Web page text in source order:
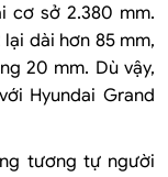
cơ sở 2.380 mm.
dài hơn 85 mm,
20 mm. Dù vậy,
Hyundai Grand
tương tự người